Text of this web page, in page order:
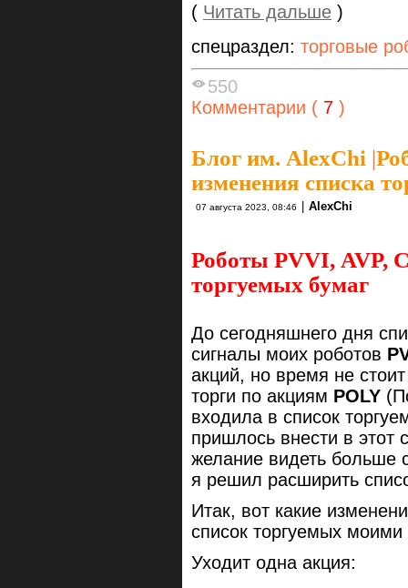
( Читать дальше )
спецраздел: торговые
550
Комментарии ( 7 )
Блог им. AlexChi |
изменения списка
07 августа 2023, 08:46 AlexChi
Роботы PVVI, AVP,
торгуемых бумаг
До сегодняшнего дня
сигналы моих роботов
акций, но время не
торги по акциям POLY
входила в список
пришлось внести в этот
желание видеть больше
я решил расширить
Итак, вот какие
список торгуемых
Уходит одна акция: